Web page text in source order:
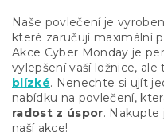
Naše povlečení je
které zaručují maximální
Akce Cyber Monday je
vylepšení vaší ložnice, ale
blízké. Nenechte si ujít
nabídku na povlečení,
radost z úspor. Nakupte
naší akce!